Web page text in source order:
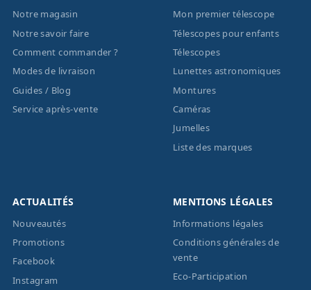
Notre magasin
Notre savoir faire
Comment commander ?
Modes de livraison
Guides / Blog
Service après-vente
Mon premier télescope
Télescopes pour enfants
Télescopes
Lunettes astronomiques
Montures
Caméras
Jumelles
Liste des marques
ACTUALITÉS
Nouveautés
Promotions
Facebook
Instagram
MENTIONS LÉGALES
Informations légales
Conditions générales de
vente
Eco-Participation